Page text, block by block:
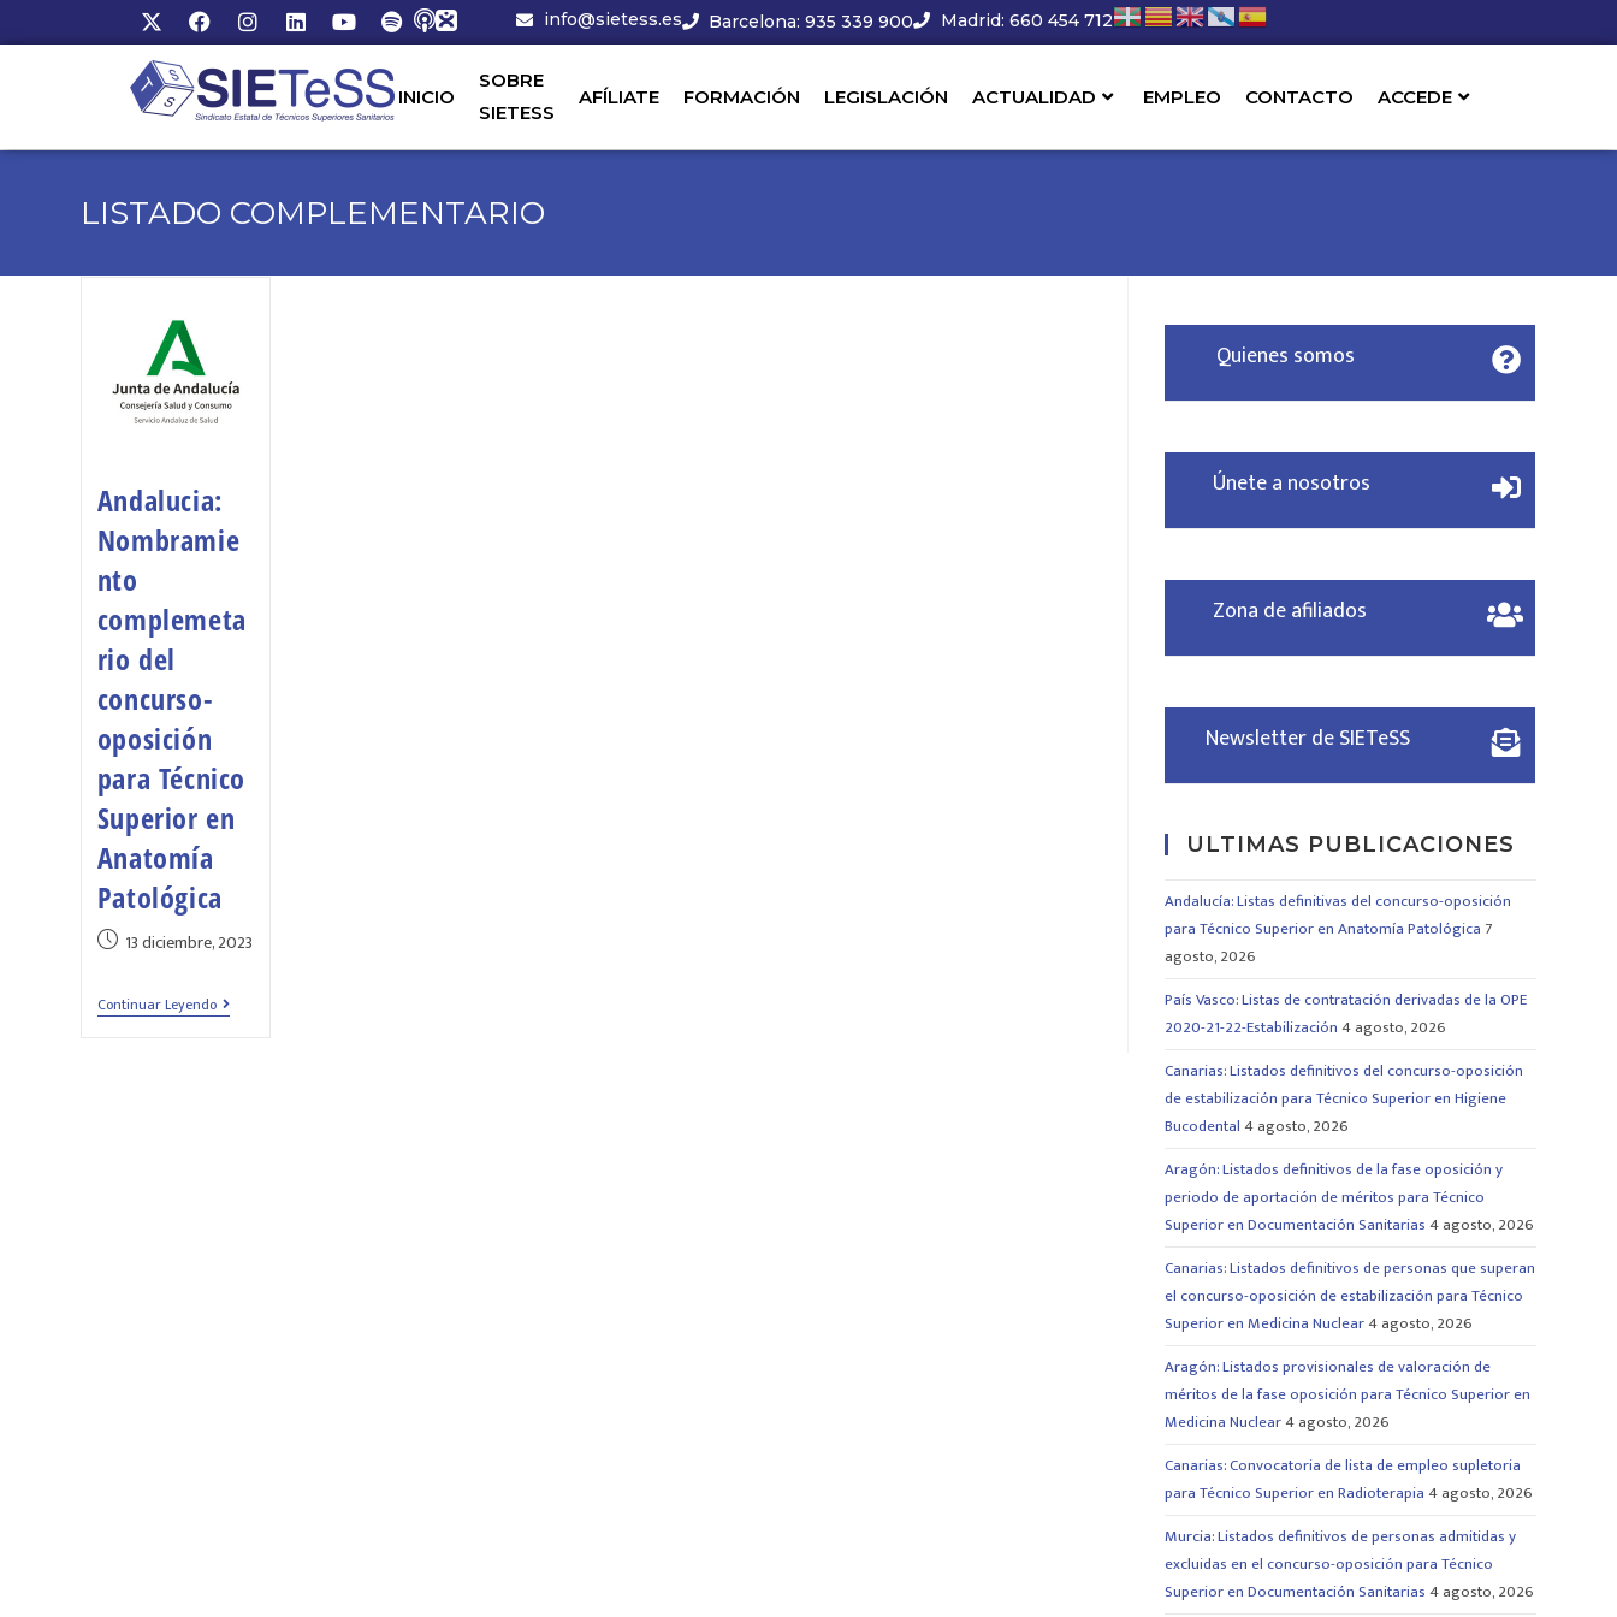
info@sietess.es Barcelona: 935 339 900 Madrid: 660 454 712
INICIO
SOBRE
SIETESS
AFÍLIATE FORMACIÓN LEGISLACIÓN ACTUALIDAD EMPLEO CONTACTO ACCEDE
LISTADO COMPLEMENTARIO
Andalucia:
Nombramie
nto
complemeta
rio del
concurso-
oposición
para Técnico
Superior en
Anatomía
Patológica
13 diciembre, 2023
Continuar Leyendo
Quienes somos
Únete a nosotros
Zona de afiliados
Newsletter de SIETeSS
ULTIMAS PUBLICACIONES
Andalucía: Listas definitivas del concurso-oposición
para Técnico Superior en Anatomía Patológica 7
agosto, 2026
País Vasco: Listas de contratación derivadas de la OPE
2020-21-22-Estabilización4 agosto, 2026
Canarias: Listados definitivos del concurso-oposición
de estabilización para Técnico Superior en Higiene
Bucodental4 agosto, 2026
Aragón: Listados definitivos de la fase oposición y
periodo de aportación de méritos para Técnico
Superior en Documentación Sanitarias4 agosto, 2026
Canarias: Listados definitivos de personas que superan
el concurso-oposición de estabilización para Técnico
Superior en Medicina Nuclear4 agosto, 2026
Aragón: Listados provisionales de valoración de
méritos de la fase oposición para Técnico Superior en
Medicina Nuclear4 agosto, 2026
Canarias: Convocatoria de lista de empleo supletoria
para Técnico Superior en Radioterapia4 agosto, 2026
Murcia: Listados definitivos de personas admitidas y
excluidas en el concurso-oposición para Técnico
Superior en Documentación Sanitarias4 agosto, 2026